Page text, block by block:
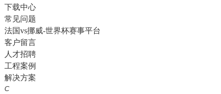
下载中心
常见问题
法国vs挪威-世界杯赛事平台
客户留言
人才招聘
工程案例
解决方案
C